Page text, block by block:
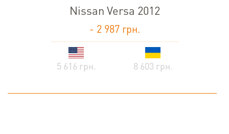
Nissan Versa 2012
- 2 987 грн.
5 616 грн. 8 603 грн.